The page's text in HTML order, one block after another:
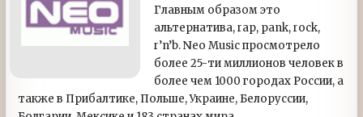
Главным образом это
альтернатива, rap, pank, rock,
r’n’b. Neo Music просмотрело
более 25-ти миллионов человек в
более чем 1000 городах России, а
также в Прибалтике, Польше, Украине, Белоруссии,